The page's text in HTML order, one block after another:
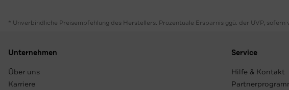
* Unverbindliche Preisempfehlung des Herstellers. Prozentuale Ersparnis ggü. der UVP, sofern
Unternehmen
Über uns
Karriere
Service
Hilfe & Kontakt